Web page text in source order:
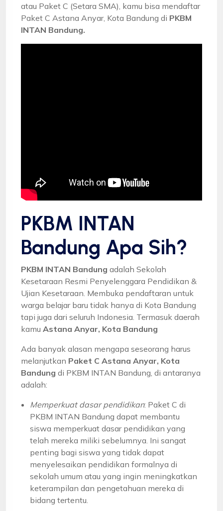
atau Paket C (Setara SMA), kamu bisa mendaftar
Paket C Astana Anyar, Kota Bandung di PKBM
INTAN Bandung.
PKBM INTAN
Bandung Apa Sih?
PKBM INTAN Bandung adalah Sekolah
Kesetaraan Resmi Penyelenggara Pendidikan &
Ujian Kesetaraan. Membuka pendaftaran untuk
warga belajar baru tidak hanya di Kota Bandung
tapi juga dari seluruh Indonesia. Termasuk daerah
kamu Astana Anyar, Kota Bandung
Ada banyak alasan mengapa seseorang harus
melanjutkan Paket C Astana Anyar, Kota
Bandung di PKBM INTAN Bandung, di antaranya
adalah:
Memperkuat dasar pendidikan: Paket C di
PKBM INTAN Bandung dapat membantu
siswa memperkuat dasar pendidikan yang
telah mereka miliki sebelumnya. Ini sangat
penting bagi siswa yang tidak dapat
menyelesaikan pendidikan formalnya di
sekolah umum atau yang ingin meningkatkan
keterampilan dan pengetahuan mereka di
bidang tertentu.